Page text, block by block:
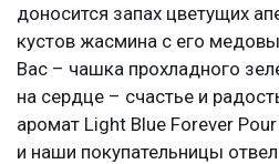
доносится запах цветущих
кустов жасмина с его
Вас – чашка прохладного
на сердце – счастье и
аромат Light Blue Forever
и наши покупательницы